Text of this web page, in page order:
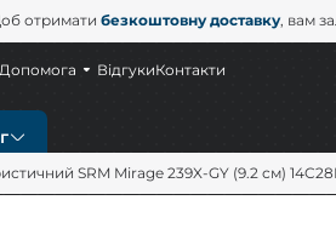
отриматибезкоштовну доставку, вам
Допомога ВідгукиКонтакти
SRM Mirage 239X-GY (9.2 см)